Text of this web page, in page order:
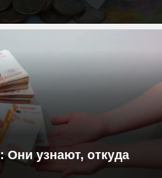
узнают, откуда